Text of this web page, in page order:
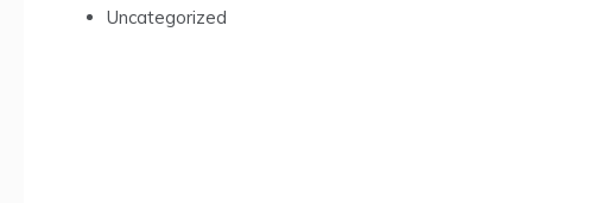
Uncategorized